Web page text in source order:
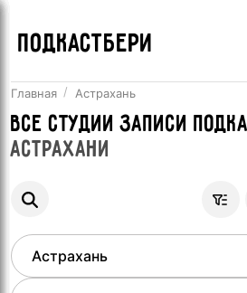
ПОДКАСТБЕРИ
Главная Астрахань
ВсеСтудии записи
Астрахани